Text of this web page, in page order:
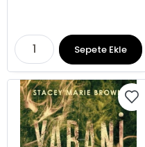
Sepete Ekle